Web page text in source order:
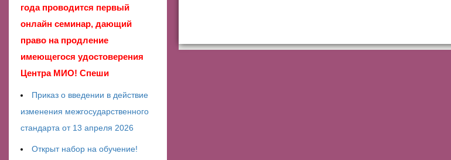
года проводится первый
онлайн семинар, дающий
право на продление
имеющегося удостоверения
Центра МИО! Спеши
Приказ о введении в действие
изменения межгосударственного
стандарта от 13 апреля 2026
Открыт набор на обучение!